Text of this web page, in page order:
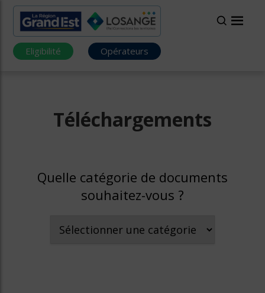
Eligibilité Opérateurs
Téléchargements
Quelle catégorie de documents
souhaitez-vous ?